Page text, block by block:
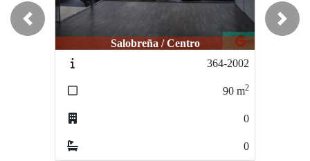
Salobreña / Centro
364-2002
90 m2
0
0
Previous Next